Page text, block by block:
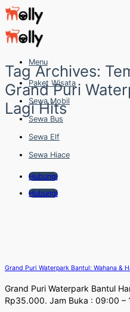
Skip
to
content
Menu
Paket Wisata
Sewa Mobil
Sewa Bus
Sewa Elf
Sewa Hiace
Hubungi
Hubungi
Tag Archives:
Grand Puri
Lagi Hits
Grand Puri Waterpark Bantul: Wahana &
Grand Puri Waterpark Bantul
Rp35.000. Jam Buka : 09:00 –